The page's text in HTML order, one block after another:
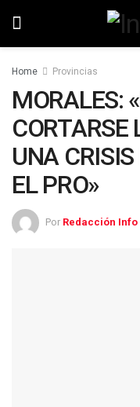
Home Provincias
MORALES:
CORTARSE
UNA
EL PRO»
Por Redacción Info